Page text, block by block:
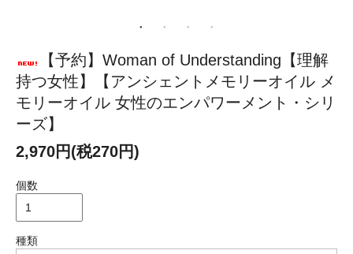
【予約】Woman of Understanding【理解
持つ女性】【アンシェントメモリーオイル メ
モリーオイル 女性のエンパワーメント・シリ
ーズ】
2,970円(税270円)
個数
種類